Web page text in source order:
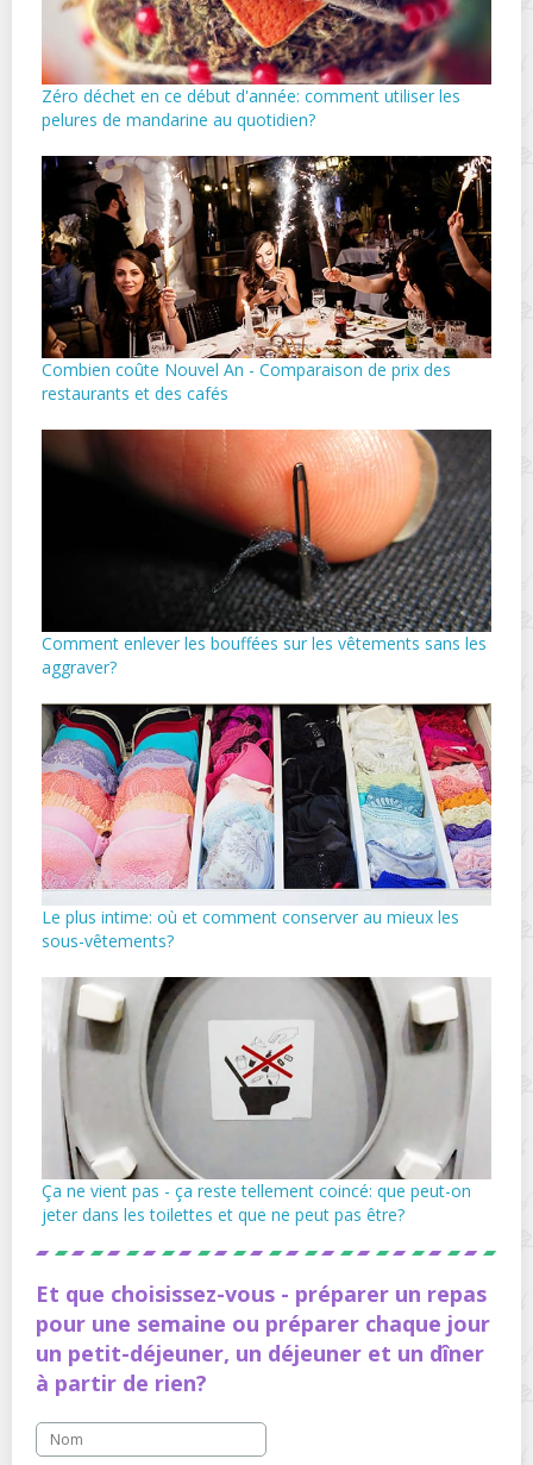
Zéro déchet en ce début d'année: comment utiliser les
pelures de mandarine au quotidien?
Combien coûte Nouvel An - Comparaison de prix des
restaurants et des cafés
Comment enlever les bouffées sur les vêtements sans les
aggraver?
Le plus intime: où et comment conserver au mieux les
sous-vêtements?
Ça ne vient pas - ça reste tellement coincé: que peut-on
jeter dans les toilettes et que ne peut pas être?
Et que choisissez-vous - préparer un repas
pour une semaine ou préparer chaque jour
un petit-déjeuner, un déjeuner et un dîner
à partir de rien?